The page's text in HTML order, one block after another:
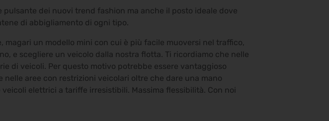
dei nuovi trend fashion ma anche il posto ideale dove
di abbigliamento di ogni tipo.
un modello mini con cui è più facile muoversi nel traffico,
e scegliere un veicolo dalla nostra flotta. Ti ricordiamo che nelle
di veicoli. Per questo motivo potrebbe essere vantaggioso
nelle aree con restrizioni veicolari oltre che dare una mano
elettrici a tariffe irresistibili. Massima flessibilità. Con noi